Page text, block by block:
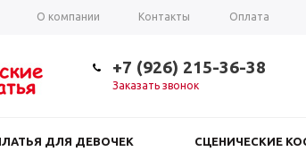
О компании Контакты Оплата
+7 (926) 215-36-38
Заказать звонок
ДЛЯ ДЕВОЧЕК СЦЕНИЧЕСКИЕ